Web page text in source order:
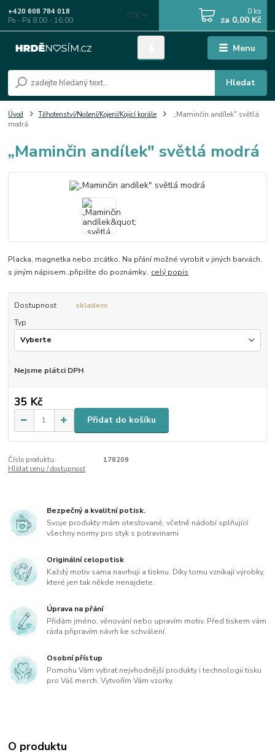
Menu
CZK
Hledat
+420 608 784 018
Po - Pá 8.00 - 16.00
0 ks
za 0,00 Kč
Úvod Těhotenství/Nošení/Kojení/Kojicí korále
„Maminčin andílek" světlá
modrá
„Maminčin andílek" světlá modrá
Placka, magnetka nebo zrcátko. Na přání možné vyrobit v jiných barvách,
s jiným nápisem..připište do poznámky.. celý popis
Dostupnost
skladem
Typ
Nejsme plátci DPH
35 Kč
Přidat do košíku
Číslo produktu:
178209
Hlídat cenu / dostupnost
Bezpečný a kvalitní potisk.
Svoje produkty mám otestované, včetně nádobí splňující
všechny normy pro styk s potravinami
Originální celopotisk
Každý motiv sama navrhuji a tisknu. Díky tomu vznikají výrobky,
které jen tak někde nenajdete.
Úprava na přání
Přidám jméno, věnování nebo upravím motiv. Před tiskem vám
ráda připravím návrh ke schválení.
Osobní přístup
Pomohu Vám vybrat nejvhodnější produkty i technologii tisku
pro Váš merch. Vytvořím Vám vzorky.
O produktu